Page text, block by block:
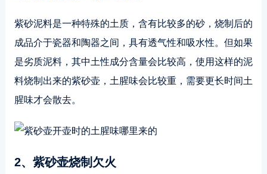
紫砂泥料是一种特殊的土质，含有比较多的砂，烧制后的
成品介于瓷器和陶器之间，具有透气性和吸水性。但如果
是劣质泥料，其中土性成分含量会比较高，使用这样的泥
料烧制出来的紫砂壶，土腥味会比较重，需要更长时间土
腥味才会散去。
2、紫砂壶烧制欠火